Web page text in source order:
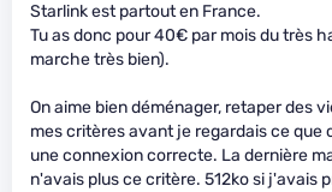
Starlink est partout en France.
Tu as donc pour 40€ par mois du très
marche très bien).
On aime bien déménager, retaper des
mes critères avant je regardais ce que
une connexion correcte. La dernière
n'avais plus ce critère. 512ko si j'avais